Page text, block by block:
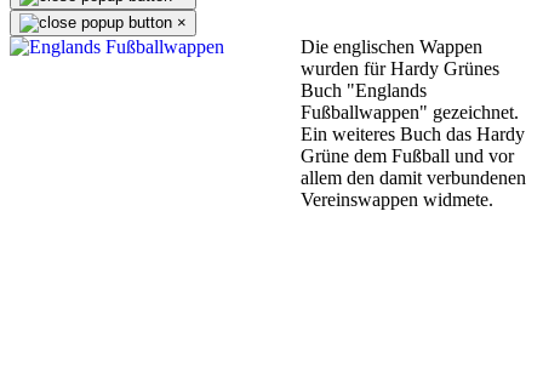
×
Die englischen Wappen
wurden für Hardy Grünes
Buch "Englands
Fußballwappen" gezeichnet.
Ein weiteres Buch das Hardy
Grüne dem Fußball und vor
allem den damit verbundenen
Vereinswappen widmete.